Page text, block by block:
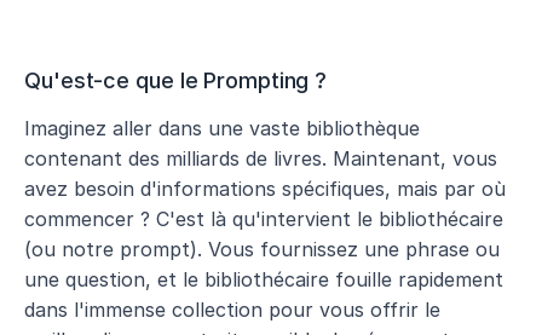
Qu'est-ce que le Prompting ?
Imaginez aller dans une vaste bibliothèque
contenant des milliards de livres. Maintenant, vous
avez besoin d'informations spécifiques, mais par où
commencer ? C'est là qu'intervient le bibliothécaire
(ou notre prompt). Vous fournissez une phrase ou
une question, et le bibliothécaire fouille rapidement
dans l'immense collection pour vous offrir le